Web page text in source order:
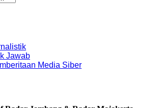
Jawab
Media Siber